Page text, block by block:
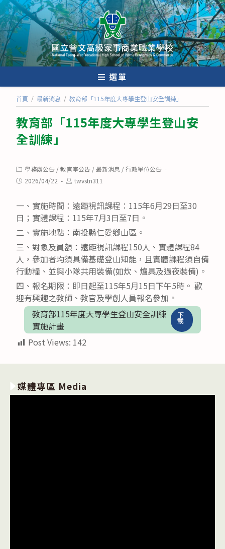
跳
轉
至
主
要
內
選單
首頁 / 最新消息 / 教育部「115年度大專學生登山安全訓練」
教育部「115年度大專學生登山安
全訓練」
Post
category:
學務處公告 /教官室公告 /最新消息 /行政單位公告
Post2026/04/22
Posttwvstn311
一、實施時間：遠距視訊課程：115年6月29日至30
日；實體課程：115年7月3日至7日。
二、實施地點：南投縣仁愛鄉山區。
三、對象及員額：遠距視訊課程150人、實體課程84
人，參加者均須具備基礎登山知能，且實體課程須自備
行動糧、並與小隊共用裝備(如炊、爐具及過夜裝備)。
四、報名期限：即日起至115年5月15日下午5時。 歡
迎有興趣之教師、教官及學創人員報名參加。
教育部115年度大專學生登山安全訓練
實施計畫
下
載
Post Views: 142
媒體專區 Media